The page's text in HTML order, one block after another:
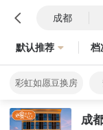
成都
默认推荐 档
彩虹如愿豆换房
成